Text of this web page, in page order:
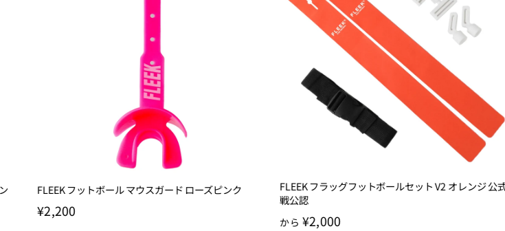
FLEEK フットボール マウスガード ローズピンク
¥2,200
FLEEK フラッグフットボールセット V2 オレンジ 公
戦公認
から ¥2,000